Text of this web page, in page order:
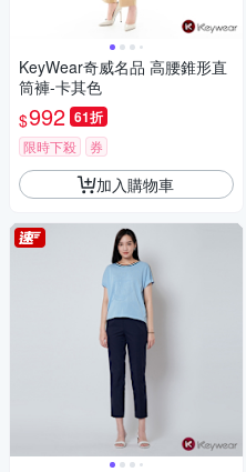
KeyWear奇威名品 高腰錐形直
筒褲-卡其色
$992 61折
限時下殺 券
加入購物車